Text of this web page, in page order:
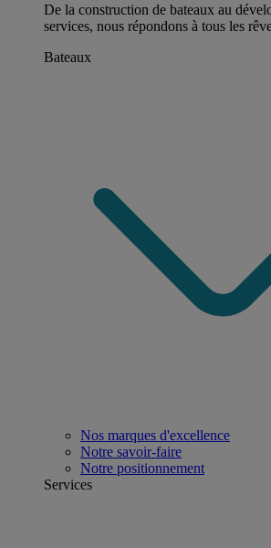
De la construction de bateaux au
services, nous répondons à tous les
Bateaux
Nos marques d'excellence
Notre savoir-faire
Notre positionnement
Services